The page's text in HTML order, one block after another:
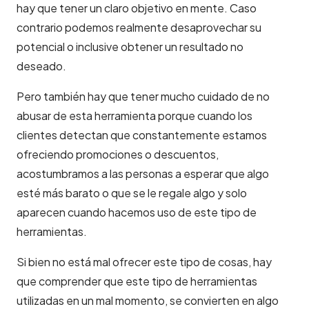
hay que tener un claro objetivo en mente. Caso
contrario podemos realmente desaprovechar su
potencial o inclusive obtener un resultado no
deseado.
Pero también hay que tener mucho cuidado de no
abusar de esta herramienta porque cuando los
clientes detectan que constantemente estamos
ofreciendo promociones o descuentos,
acostumbramos a las personas a esperar que algo
esté más barato o que se le regale algo y solo
aparecen cuando hacemos uso de este tipo de
herramientas.
Si bien no está mal ofrecer este tipo de cosas, hay
que comprender que este tipo de herramientas
utilizadas en un mal momento, se convierten en algo